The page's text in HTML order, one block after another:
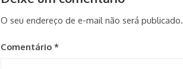
O seu endereço de e-mail não será publicado.
Comentário *